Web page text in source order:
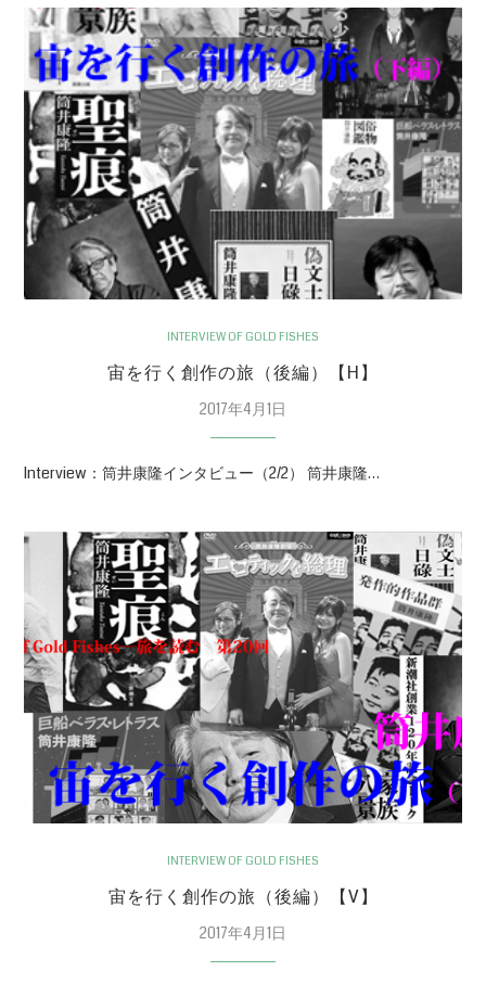
INTERVIEW OF GOLD FISHES
宙を行く創作の旅（後編）【H】
2017年4月1日
Interview：筒井康隆インタビュー（2/2） 筒井康隆…
INTERVIEW OF GOLD FISHES
宙を行く創作の旅（後編）【V】
2017年4月1日